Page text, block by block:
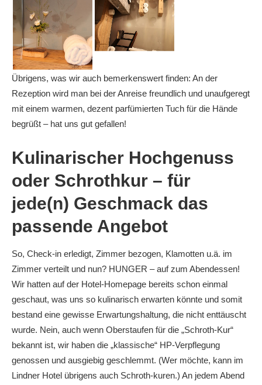
Übrigens, was wir auch bemerkenswert finden: An der
Rezeption wird man bei der Anreise freundlich und unaufgeregt
mit einem warmen, dezent parfümierten Tuch für die Hände
begrüßt – hat uns gut gefallen!
Kulinarischer Hochgenuss
oder Schrothkur – für
jede(n) Geschmack das
passende Angebot
So, Check-in erledigt, Zimmer bezogen, Klamotten u.ä. im
Zimmer verteilt und nun? HUNGER – auf zum Abendessen!
Wir hatten auf der Hotel-Homepage bereits schon einmal
geschaut, was uns so kulinarisch erwarten könnte und somit
bestand eine gewisse Erwartungshaltung, die nicht enttäuscht
wurde. Nein, auch wenn Oberstaufen für die „Schroth-Kur“
bekannt ist, wir haben die „klassische“ HP-Verpflegung
genossen und ausgiebig geschlemmt. (Wer möchte, kann im
Lindner Hotel übrigens auch Schroth-kuren.) An jedem Abend